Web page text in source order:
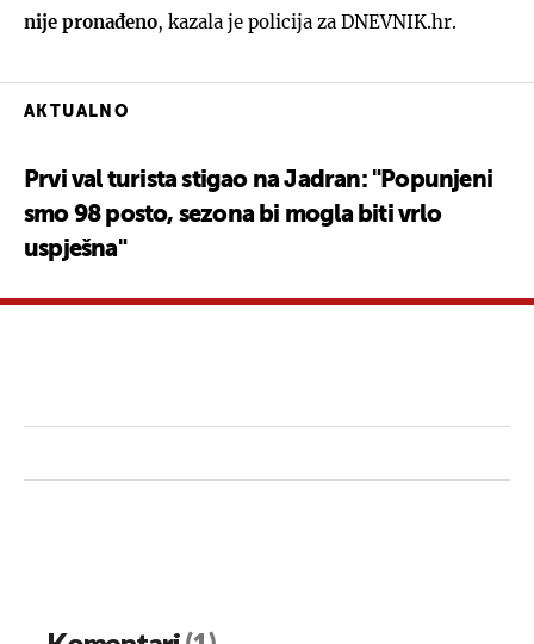
nije pronađeno, kazala je policija za DNEVNIK.hr.
AKTUALNO
Prvi val turista stigao na Jadran: "Popunjeni
smo 98 posto, sezona bi mogla biti vrlo
uspješna"